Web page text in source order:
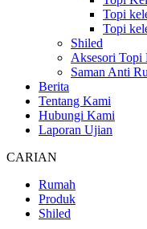
Topi
Topi
Shiled
Aksesori Topi
Saman Anti
Berita
Tentang Kami
Hubungi Kami
Laporan Ujian
CARIAN
Rumah
Produk
Shiled